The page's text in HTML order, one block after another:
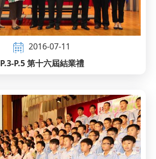
2016-07-11
P.3-P.5 第十六屆結業禮